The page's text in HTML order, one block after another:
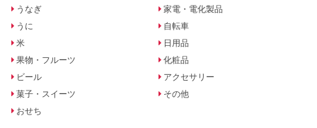
うなぎ
うに
米
果物・フルーツ
ビール
菓子・スイーツ
おせち
家電・電化製品
自転車
日用品
化粧品
アクセサリー
その他